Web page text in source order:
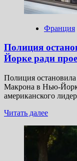
прибыла
в
Одессу
Франция
Полиция
Йорке ради
Полиция
Макрона в Нью-
американского
Читать далее
Полиция